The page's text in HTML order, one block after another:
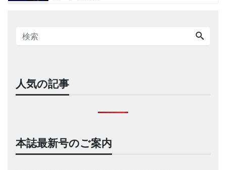
人気の記事
本誌最新号のご案内